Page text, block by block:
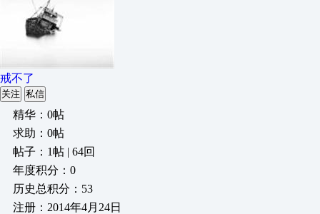
戒不了
关注 私信
精华：0帖
求助：0帖
帖子：1帖 | 64回
年度积分：0
历史总积分：53
注册：2014年4月24日